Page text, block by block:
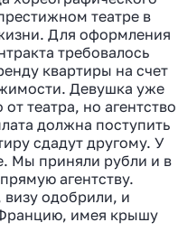
театре в
Для оформления
требовалось
квартиры на счет
Девушка уже
театра, но агентство
должна поступить
сдадут другому. У
Мы приняли рубли и в
агентству.
одобрили, и
Францию, имея крышу